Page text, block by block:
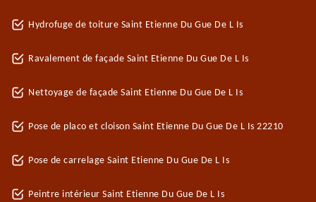
Hydrofuge de toiture Saint Etienne Du Gue De L Is
Ravalement de façade Saint Etienne Du Gue De L Is
Nettoyage de façade Saint Etienne Du Gue De L Is
Pose de placo et cloison Saint Etienne Du Gue De L Is 22210
Pose de carrelage Saint Etienne Du Gue De L Is
Peintre intérieur Saint Etienne Du Gue De L Is